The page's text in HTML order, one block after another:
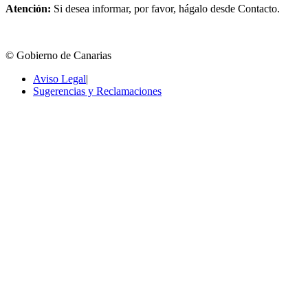
Atención: Si desea informar, por favor, hágalo desde Contacto.
© Gobierno de Canarias
Aviso Legal|
Sugerencias y Reclamaciones